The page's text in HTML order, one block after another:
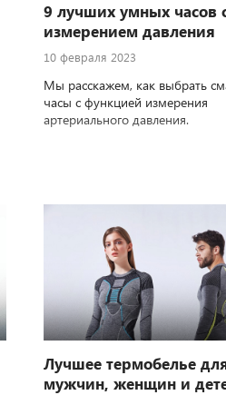
9 лучших умных часов
измерением давления
10 февраля 2023
Мы расскажем, как выбрать
часы с функцией измерения
артериального давления.
Лучшее термобелье
мужчин, женщин и